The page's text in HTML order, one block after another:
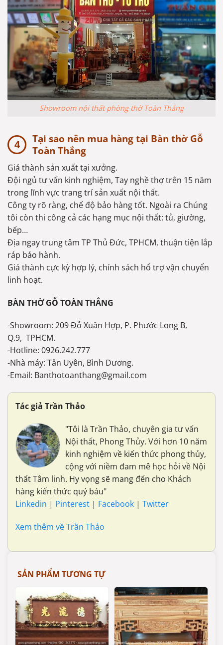
Showroom nội thất phòng thờ Toàn Thắng
Tại sao nên mua hàng tại Bàn thờ Gỗ
Toàn Thắng
Giá thành sản xuất tại xưởng.
Đội ngủ tư vấn kinh nghiệm, Tay nghề thợ trên 15 năm
trong lĩnh vực trang trí sản xuất nội thất.
Công ty rõ ràng, chế độ bảo hàng tốt. Ngoài ra Chúng
tôi còn thi công cả các hạng mục nội thất: tủ, giường,
bếp…
Địa ngay trung tâm TP Thủ Đức, TPHCM, thuận tiện lắp
ráp bảo hành.
Giá thành cực kỳ hợp lý, chính sách hổ trợ vận chuyển
linh hoạt.
BÀN THỜ GỖ TOÀN THẮNG
-Showroom: 209 Đỗ Xuân Hợp, P. Phước Long B,
Q.9, TPHCM.
-Hotline: 0926.242.777
-Nhà máy: Tân Uyên, Bình Dương.
-Email: Banthotoanthang@gmail.com
Tác giả Trần Thảo
"Tôi là Trần Thảo, chuyên gia tư vấn
Nội thất, Phong Thủy. Với hơn 10 năm
kinh nghiệm về kiến thức phong thủy,
cộng với niềm đam mê học hỏi về Nội
thất Tâm linh. Hy vọng sẽ mang đến cho Khách
hàng kiến thức quý báu"
Linkedin | Pinterest | Facebook | Twitter
Xem thêm về Trần Thảo
SẢN PHẨM TƯƠNG TỰ